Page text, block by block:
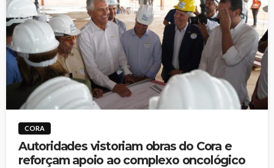
CORA
Autoridades vistoriam obras do Cora e
reforçam apoio ao complexo oncológico